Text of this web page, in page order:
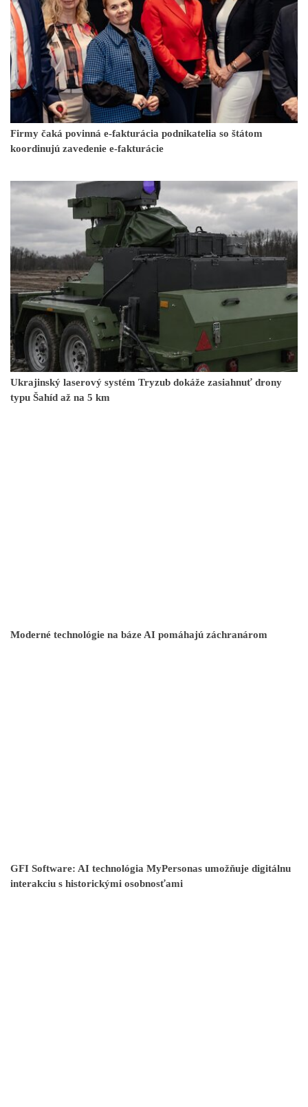
Firmy čaká povinná e-fakturácia podnikatelia so štátom
koordinujú zavedenie e-fakturácie
Ukrajinský laserový systém Tryzub dokáže zasiahnuť drony
typu Šahíd až na 5 km
Moderné technológie na báze AI pomáhajú záchranárom
GFI Software: AI technológia MyPersonas umožňuje digitálnu
interakciu s historickými osobnosťami